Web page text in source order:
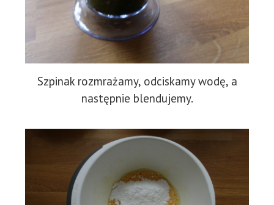
Szpinak rozmrażamy, odciskamy wodę, a
następnie blendujemy.